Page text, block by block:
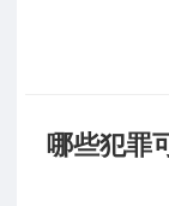
哪些犯罪